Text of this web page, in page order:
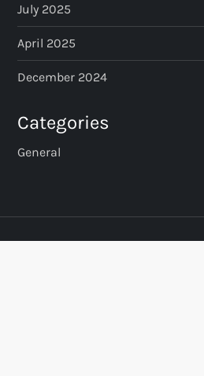
July 2025
April 2025
December 2024
Categories
General